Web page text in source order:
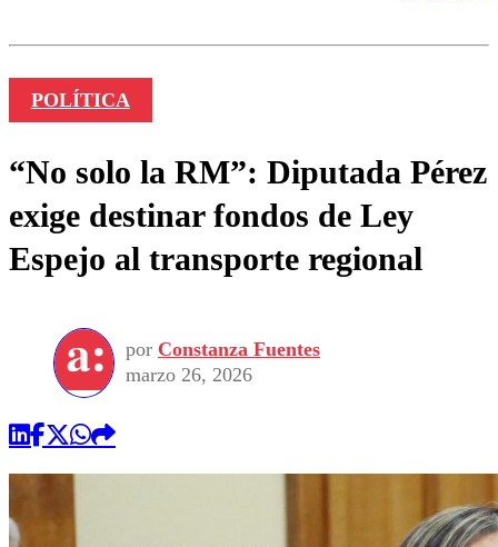
POLÍTICA
“No solo la RM”: Diputada Pérez
exige destinar fondos de Ley
Espejo al transporte regional
por Constanza Fuentes
marzo 26, 2026